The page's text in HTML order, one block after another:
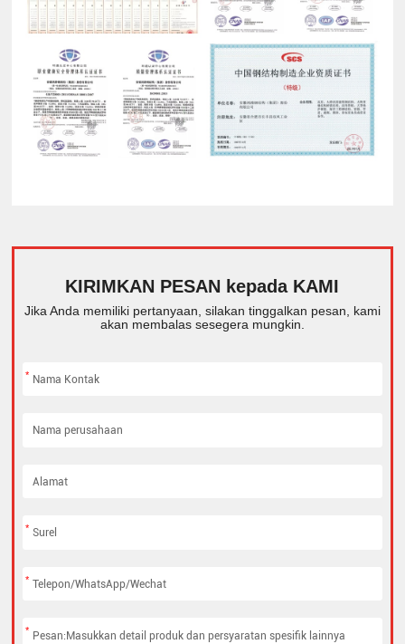
KIRIMKAN PESAN kepada KAMI
Jika Anda memiliki pertanyaan, silakan tinggalkan pesan, kami
akan membalas sesegera mungkin.
*
*
*
*